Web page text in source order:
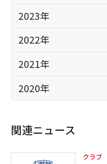
2023年
2022年
2021年
2020年
関連ニュース
クラブ